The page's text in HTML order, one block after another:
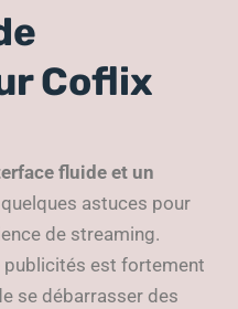
Coflix
fluide et un
astuces pour
de streaming.
publicités est fortement
se débarrasser des